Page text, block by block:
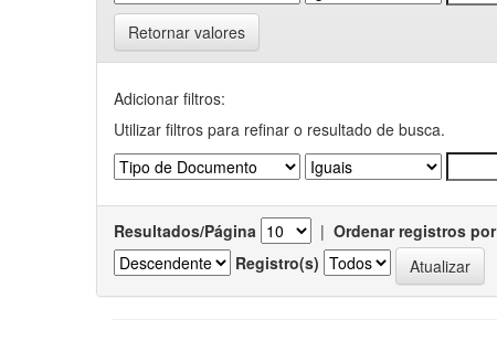
Retornar valores
Adicionar filtros:
Utilizar filtros para refinar o resultado de busca.
Resultados/Página | Ordenar registros por
Registro(s)